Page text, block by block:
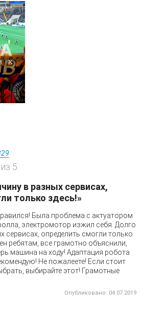
из 5
в разных сервисах,
только здесь!»
Была проблема с актуатором
электромотор изжил себя. Долго
сервисах, определить смогли только
ребятам, все грамотно объяснили,
машина на ходу! Адаптация робота
Не пожалеете! Если стоит
выбирайте этот! Грамотные
Опубликовано: 04.07.2019